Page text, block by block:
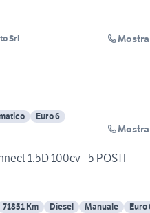
Srl
Euro 6
1.5D 100cv - 5 POSTI
71851 Km Diesel Manuale Euro